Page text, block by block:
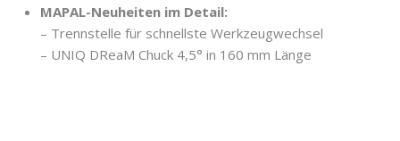
MAPAL-Neuheiten im Detail:
– Trennstelle für schnellste Werkzeugwechsel
– UNIQ DReaM Chuck 4,5° in 160 mm Länge